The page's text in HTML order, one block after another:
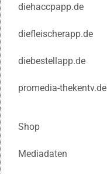
diehaccpapp.de
diefleischerapp.de
diebestellapp.de
promedia-thekentv.de
Shop
Mediadaten